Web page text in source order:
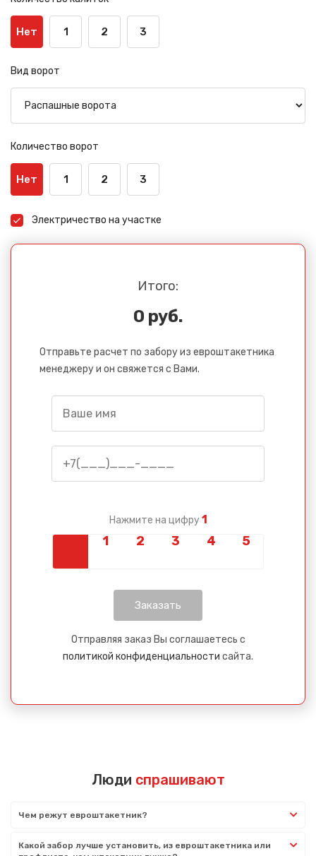
Нет 1 2 3
Вид ворот
Количество ворот
Нет 1 2 3
Электричество на участке
Итого:
0 руб.
Отправьте расчет по забору из евроштакетника
менеджеру и он свяжется с Вами.
Нажмите на цифру 1
Отправляя заказ Вы соглашаетесь с
политикой конфиденциальности сайта.
Люди спрашивают
Чем режут евроштакетник?
Какой забор лучше установить, из евроштакетника или